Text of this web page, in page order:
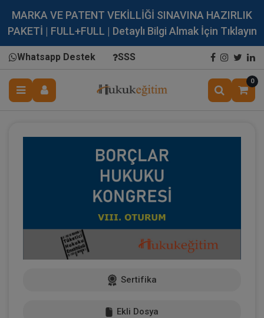
MARKA VE PATENT VEKİLLİĞİ SINAVINA HAZIRLIK
PAKETİ | FULL+FULL | Detaylı Bilgi Almak İçin Tıklayın
Whatsapp Destek SSS
0
Sertifika
Ekli Dosya